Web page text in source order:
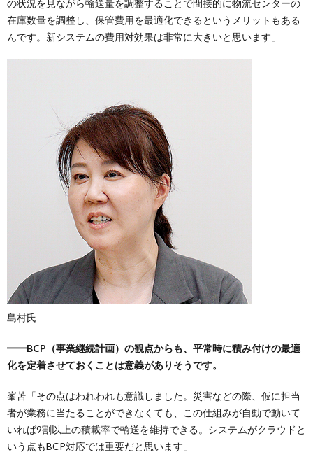
の状況を見ながら輸送量を調整することで間接的に物流センターの
在庫数量を調整し、保管費用を最適化できるというメリットもある
んです。新システムの費用対効果は非常に大きいと思います」
島村氏
━━BCP（事業継続計画）の観点からも、平常時に積み付けの最適
化を定着させておくことは意義がありそうです。
峯苫「その点はわれわれも意識しました。災害などの際、仮に担当
者が業務に当たることができなくても、この仕組みが自動で動いて
いれば9割以上の積載率で輸送を維持できる。システムがクラウドと
いう点もBCP対応では重要だと思います」